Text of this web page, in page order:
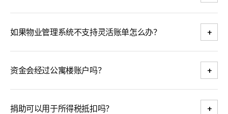
如果物业管理系统不支持灵活账单怎么办？ +
资金会经过公寓楼账户吗？ +
捐助可以用于所得税抵扣吗？ +